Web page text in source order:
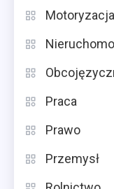
Motoryzacja
Praca
Prawo
Przemysł